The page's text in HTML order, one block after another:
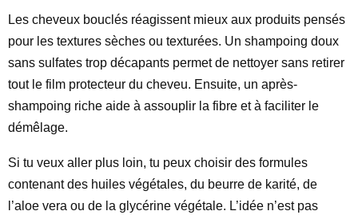
Les cheveux bouclés réagissent mieux aux produits pensés
pour les textures sèches ou texturées. Un shampoing doux
sans sulfates trop décapants permet de nettoyer sans retirer
tout le film protecteur du cheveu. Ensuite, un après-
shampoing riche aide à assouplir la fibre et à faciliter le
démêlage.
Si tu veux aller plus loin, tu peux choisir des formules
contenant des huiles végétales, du beurre de karité, de
l’aloe vera ou de la glycérine végétale. L’idée n’est pas